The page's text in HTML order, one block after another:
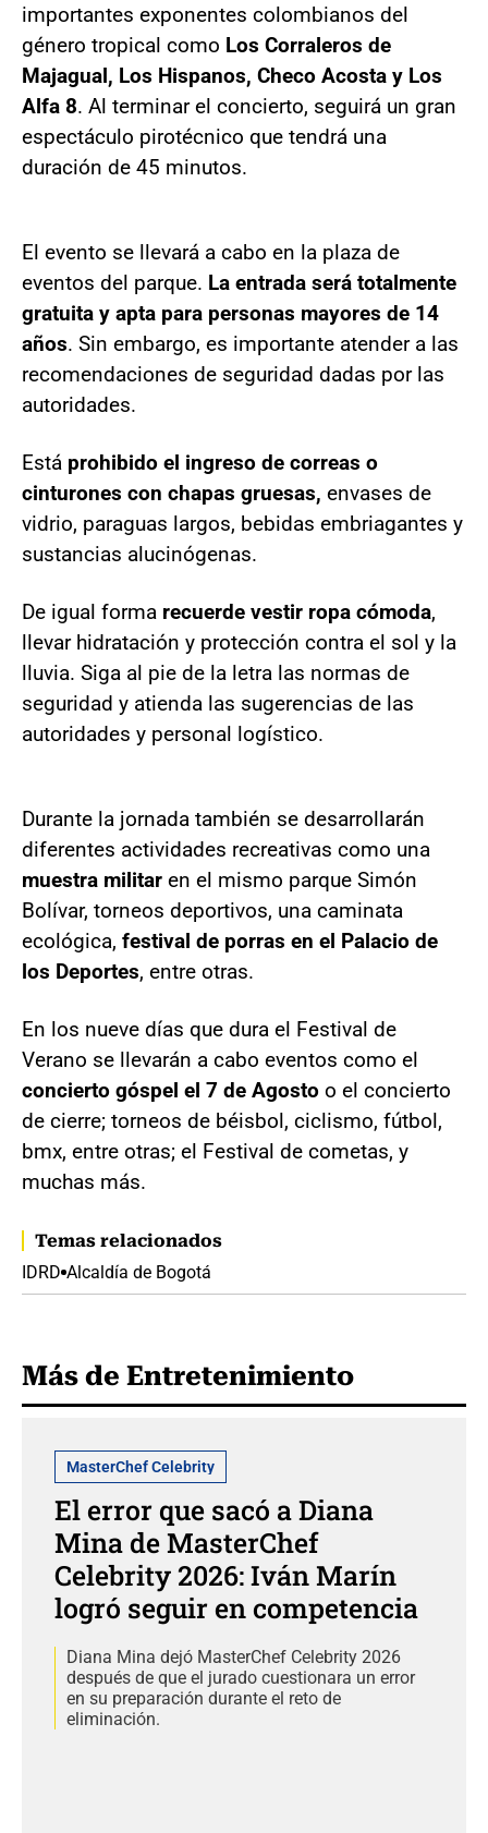
importantes exponentes colombianos del
género tropical como Los Corraleros de
Majagual, Los Hispanos, Checo Acosta y Los
Alfa 8. Al terminar el concierto, seguirá un gran
espectáculo pirotécnico que tendrá una
duración de 45 minutos.
El evento se llevará a cabo en la plaza de
eventos del parque. La entrada será totalmente
gratuita y apta para personas mayores de 14
años. Sin embargo, es importante atender a las
recomendaciones de seguridad dadas por las
autoridades.
Está prohibido el ingreso de correas o
cinturones con chapas gruesas, envases de
vidrio, paraguas largos, bebidas embriagantes y
sustancias alucinógenas.
De igual forma recuerde vestir ropa cómoda,
llevar hidratación y protección contra el sol y la
lluvia. Siga al pie de la letra las normas de
seguridad y atienda las sugerencias de las
autoridades y personal logístico.
Durante la jornada también se desarrollarán
diferentes actividades recreativas como una
muestra militar en el mismo parque Simón
Bolívar, torneos deportivos, una caminata
ecológica, festival de porras en el Palacio de
los Deportes, entre otras.
En los nueve días que dura el Festival de
Verano se llevarán a cabo eventos como el
concierto góspel el 7 de Agosto o el concierto
de cierre; torneos de béisbol, ciclismo, fútbol,
bmx, entre otras; el Festival de cometas, y
muchas más.
Temas relacionados
IDRD Alcaldía de Bogotá
Más de Entretenimiento
MasterChef Celebrity
El error que sacó a Diana
Mina de MasterChef
Celebrity 2026: Iván Marín
logró seguir en competencia
Diana Mina dejó MasterChef Celebrity 2026
después de que el jurado cuestionara un error
en su preparación durante el reto de
eliminación.